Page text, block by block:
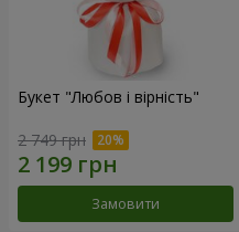
Букет "Любов і вірність"
2 749 грн
Замовити